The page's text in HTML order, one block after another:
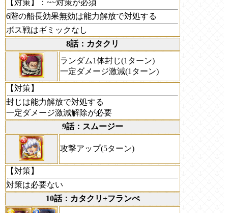
【対策】
：~~対策が必須
6階の船長効果無効は能力解放で対処する
ボス戦はギミックなし
8話：カタクリ
ランダム1体封じ(1ターン)
一定ダメージ激減(1ターン)
【対策】
封じは能力解放で対処する
一定ダメージ激減解除が必要
9話：スムージー
攻撃アップ(5ターン)
【対策】
対策は必要ない
10話：カタクリ+フランぺ